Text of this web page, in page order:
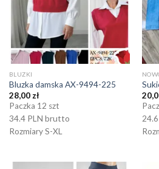
BLUZKI
Bluzka damska AX-9494-225
28,00zł
Paczka 12 szt
34.4 PLN brutto
Rozmiary S-XL